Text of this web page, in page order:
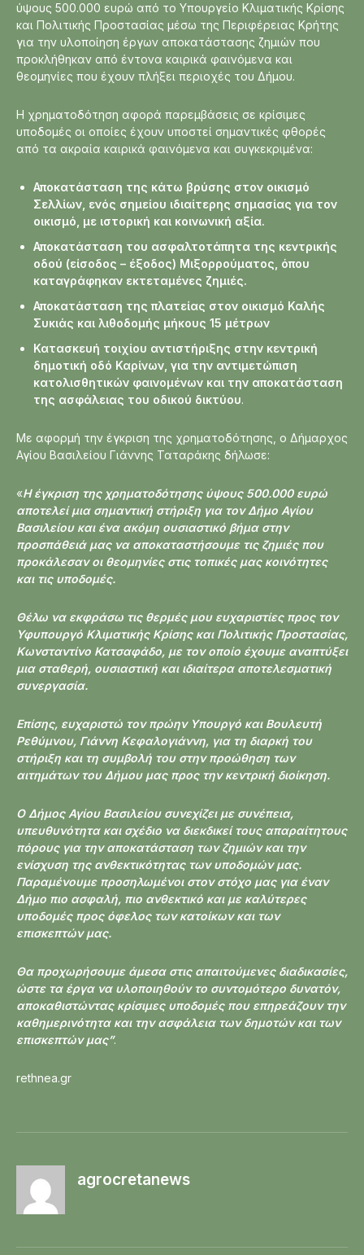
ύψους 500.000 ευρώ από το Υπουργείο Κλιματικής Κρίσης
και Πολιτικής Προστασίας μέσω της Περιφέρειας Κρήτης
για την υλοποίηση έργων αποκατάστασης ζημιών που
προκλήθηκαν από έντονα καιρικά φαινόμενα και
θεομηνίες που έχουν πλήξει περιοχές του Δήμου.
Η χρηματοδότηση αφορά παρεμβάσεις σε κρίσιμες
υποδομές οι οποίες έχουν υποστεί σημαντικές φθορές
από τα ακραία καιρικά φαινόμενα και συγκεκριμένα:
Αποκατάσταση της κάτω βρύσης στον οικισμό
Σελλίων, ενός σημείου ιδιαίτερης σημασίας για τον
οικισμό, με ιστορική και κοινωνική αξία.
Αποκατάσταση του ασφαλτοτάπητα της κεντρικής
οδού (είσοδος – έξοδος) Μιξορρούματος, όπου
καταγράφηκαν εκτεταμένες ζημιές.
Αποκατάσταση της πλατείας στον οικισμό Καλής
Συκιάς και λιθοδομής μήκους 15 μέτρων
Κατασκευή τοιχίου αντιστήριξης στην κεντρική
δημοτική οδό Καρίνων, για την αντιμετώπιση
κατολισθητικών φαινομένων και την αποκατάσταση
της ασφάλειας του οδικού δικτύου.
Με αφορμή την έγκριση της χρηματοδότησης, ο Δήμαρχος
Αγίου Βασιλείου Γιάννης Ταταράκης δήλωσε:
«Η έγκριση της χρηματοδότησης ύψους 500.000 ευρώ
αποτελεί μια σημαντική στήριξη για τον Δήμο Αγίου
Βασιλείου και ένα ακόμη ουσιαστικό βήμα στην
προσπάθειά μας να αποκαταστήσουμε τις ζημιές που
προκάλεσαν οι θεομηνίες στις τοπικές μας κοινότητες
και τις υποδομές.
Θέλω να εκφράσω τις θερμές μου ευχαριστίες προς τον
Υφυπουργό Κλιματικής Κρίσης και Πολιτικής Προστασίας,
Κωνσταντίνο Κατσαφάδο, με τον οποίο έχουμε αναπτύξει
μια σταθερή, ουσιαστική και ιδιαίτερα αποτελεσματική
συνεργασία.
Επίσης, ευχαριστώ τον πρώην Υπουργό και Βουλευτή
Ρεθύμνου, Γιάννη Κεφαλογιάννη, για τη διαρκή του
στήριξη και τη συμβολή του στην προώθηση των
αιτημάτων του Δήμου μας προς την κεντρική διοίκηση.
Ο Δήμος Αγίου Βασιλείου συνεχίζει με συνέπεια,
υπευθυνότητα και σχέδιο να διεκδικεί τους απαραίτητους
πόρους για την αποκατάσταση των ζημιών και την
ενίσχυση της ανθεκτικότητας των υποδομών μας.
Παραμένουμε προσηλωμένοι στον στόχο μας για έναν
Δήμο πιο ασφαλή, πιο ανθεκτικό και με καλύτερες
υποδομές προς όφελος των κατοίκων και των
επισκεπτών μας.
Θα προχωρήσουμε άμεσα στις απαιτούμενες διαδικασίες,
ώστε τα έργα να υλοποιηθούν το συντομότερο δυνατόν,
αποκαθιστώντας κρίσιμες υποδομές που επηρεάζουν την
καθημερινότητα και την ασφάλεια των δημοτών και των
επισκεπτών μας”.
rethnea.gr
agrocretanews